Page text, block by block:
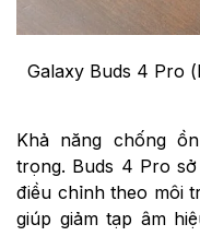
Galaxy Buds 4 Pro
Khả năng chống
trọng. Buds 4 Pro
điều chỉnh theo môi
giúp giảm tạp âm